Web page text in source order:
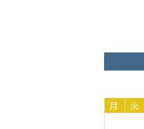
月 火